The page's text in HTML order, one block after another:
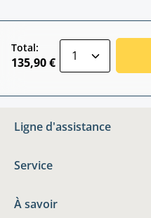
Total:
135,90 €
Ligne d'assistance
Service
À savoir